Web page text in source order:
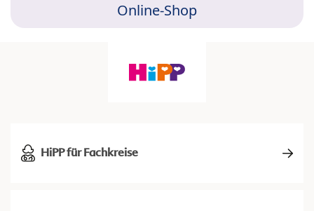
Online-Shop
HiPP für Fachkreise